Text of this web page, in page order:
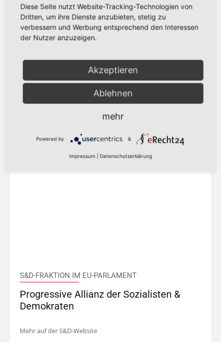
Delegation der SPD-Abgeordneten in der
S&D Fraktion
Mehr auf der SPD-Europa Webseite
S&D-FRAKTION IM EU-PARLAMENT
Progressive Allianz der Sozialisten &
Demokraten
Mehr auf der S&D-Website
Diese Seite nutzt Website-Tracking-Technologien von
Dritten, um ihre Dienste anzubieten, stetig zu
verbessern und Werbung entsprechend den Interessen
der Nutzer anzuzeigen.
Akzeptieren
Ablehnen
mehr
Powered by &
Impressum Datenschutzerklärung